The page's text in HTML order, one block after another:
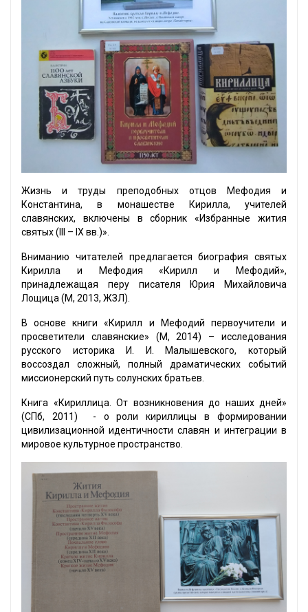
Жизнь и труды преподобных отцов Мефодия и
Константина, в монашестве Кирилла, учителей
славянских, включены в сборник «Избранные жития
святых (III – IX вв.)».
Вниманию читателей предлагается биография святых
Кирилла и Мефодия «Кирилл и Мефодий»,
принадлежащая перу писателя Юрия Михайловича
Лощица (М, 2013, ЖЗЛ).
В основе книги «Кирилл и Мефодий первоучители и
просветители славянские» (М, 2014) – исследования
русского историка И. И. Малышевского, который
воссоздал сложный, полный драматических событий
миссионерский путь солунских братьев.
Книга «Кириллица. От возникновения до наших дней»
(СПб, 2011) - о роли кириллицы в формировании
цивилизационной идентичности славян и интеграции в
мировое культурное пространство.